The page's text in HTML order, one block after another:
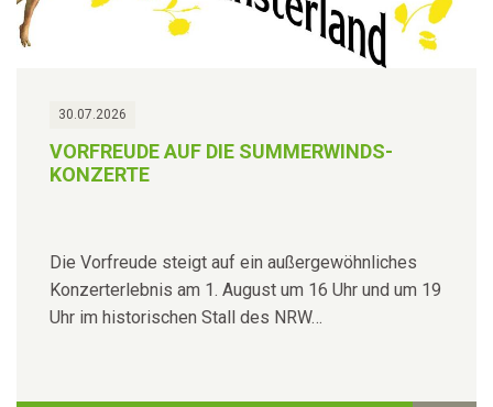
30.07.2026
VORFREUDE AUF DIE SUMMERWINDS-
KONZERTE
Die Vorfreude steigt auf ein außergewöhnliches
Konzerterlebnis am 1. August um 16 Uhr und um 19
Uhr im historischen Stall des NRW…